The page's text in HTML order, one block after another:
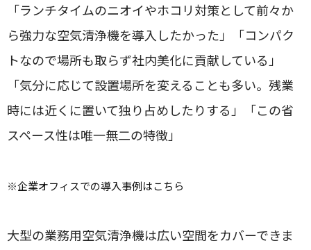
「ランチタイムのニオイやホコリ対策として前々か
ら強力な空気清浄機を導入したかった」「コンパク
トなので場所も取らず社内美化に貢献している」
「気分に応じて設置場所を変えることも多い。残業
時には近くに置いて独り占めしたりする」「この省
スペース性は唯一無二の特徴」
※企業オフィスでの導入事例はこちら
大型の業務用空気清浄機は広い空間をカバーできま